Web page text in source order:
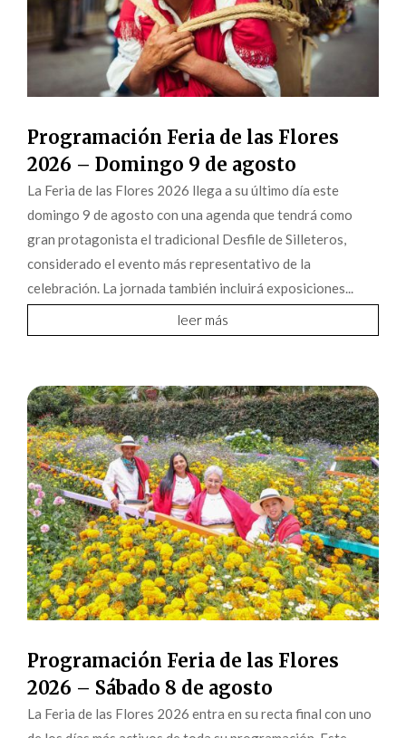
Programación Feria de las Flores
2026 – Domingo 9 de agosto
La Feria de las Flores 2026 llega a su último día este
domingo 9 de agosto con una agenda que tendrá como
gran protagonista el tradicional Desfile de Silleteros,
considerado el evento más representativo de la
celebración. La jornada también incluirá exposiciones...
leer más
Programación Feria de las Flores
2026 – Sábado 8 de agosto
La Feria de las Flores 2026 entra en su recta final con uno